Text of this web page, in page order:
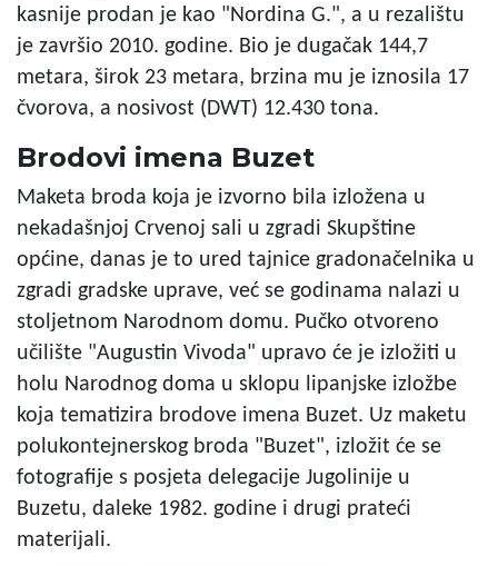
kasnije prodan je kao "Nordina G.", a u rezalištu
je završio 2010. godine. Bio je dugačak 144,7
metara, širok 23 metara, brzina mu je iznosila 17
čvorova, a nosivost (DWT) 12.430 tona.
Brodovi imena Buzet
Maketa broda koja je izvorno bila izložena u
nekadašnjoj Crvenoj sali u zgradi Skupštine
općine, danas je to ured tajnice gradonačelnika u
zgradi gradske uprave, već se godinama nalazi u
stoljetnom Narodnom domu. Pučko otvoreno
učilište "Augustin Vivoda" upravo će je izložiti u
holu Narodnog doma u sklopu lipanjske izložbe
koja tematizira brodove imena Buzet. Uz maketu
polukontejnerskog broda "Buzet", izložit će se
fotografije s posjeta delegacije Jugolinije u
Buzetu, daleke 1982. godine i drugi prateći
materijali.